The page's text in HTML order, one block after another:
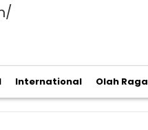
International Olah Raga